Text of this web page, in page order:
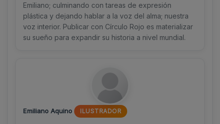
Emiliano; culminando con tareas de expresión
plástica y dejando hablar a la voz del alma; nuestra
voz interior. Publicar con Círculo Rojo es materializar
su sueño para expandir su historia a nivel mundial.
Emiliano Aquino ILUSTRADOR